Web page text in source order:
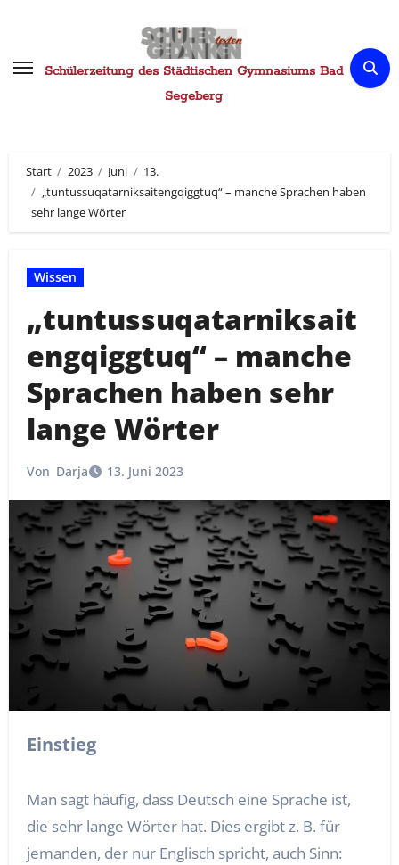
springenSchülerzeitung des Städtischen Gymnasiums Bad
Segeberg
Start 2023 Juni
13.
„tuntussuqatarniksaitengqiggtuq“ – manche Sprachen haben
sehr lange Wörter
Wissen
„tuntussuqatarniksait
engqiggtuq“ – manche
Sprachen haben sehr
lange Wörter
Von Darja 13. Juni 2023
Einstieg
Man sagt häufig, dass Deutsch eine Sprache ist,
die sehr lange Wörter hat. Dies ergibt z. B. für
jemanden, der nur Englisch spricht, auch Sinn: